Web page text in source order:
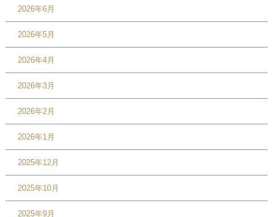
2026年6月
2026年5月
2026年4月
2026年3月
2026年2月
2026年1月
2025年12月
2025年10月
2025年9月